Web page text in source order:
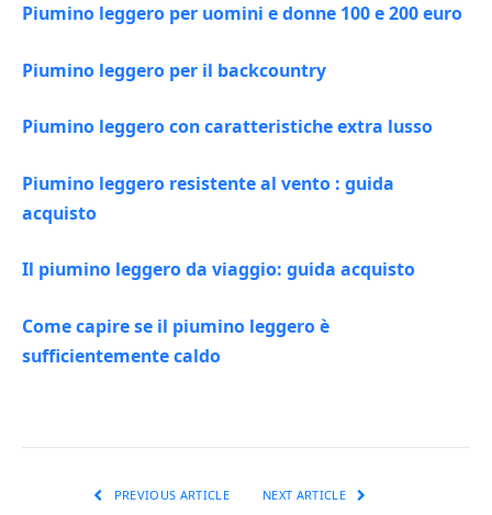
Piumino leggero per uomini e donne 100 e 200 euro
Piumino leggero per il backcountry
Piumino leggero con caratteristiche extra lusso
Piumino leggero resistente al vento : guida
acquisto
Il piumino leggero da viaggio: guida acquisto
Come capire se il piumino leggero è
sufficientemente caldo
PREVIOUS ARTICLE NEXT ARTICLE